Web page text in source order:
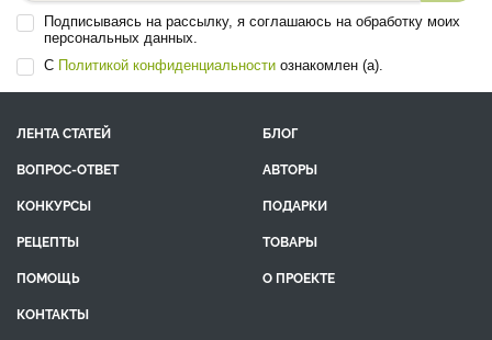
Подписываясь на рассылку, я соглашаюсь на обработку моих
персональных данных.
С Политикой конфиденциальности ознакомлен (а).
ЛЕНТА СТАТЕЙ
БЛОГ
ВОПРОС-ОТВЕТ
АВТОРЫ
КОНКУРСЫ
ПОДАРКИ
РЕЦЕПТЫ
ТОВАРЫ
ПОМОЩЬ
О ПРОЕКТЕ
КОНТАКТЫ